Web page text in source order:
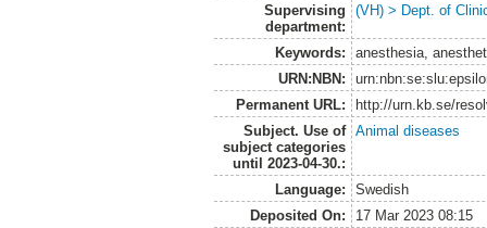
Supervising
department:
(VH) > Dept. of
Keywords:
anesthesia,
URN:NBN:
Permanent URL:
http://urn.kb.se/
Subject. Use of
subject categories
until 2023-04-30.:
Animal diseases
Language:
Swedish
Deposited On:
17 Mar 2023 08:15